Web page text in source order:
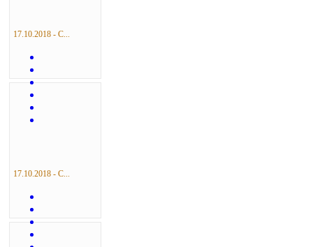
17.10.2018 - С...
17.10.2018 - С...